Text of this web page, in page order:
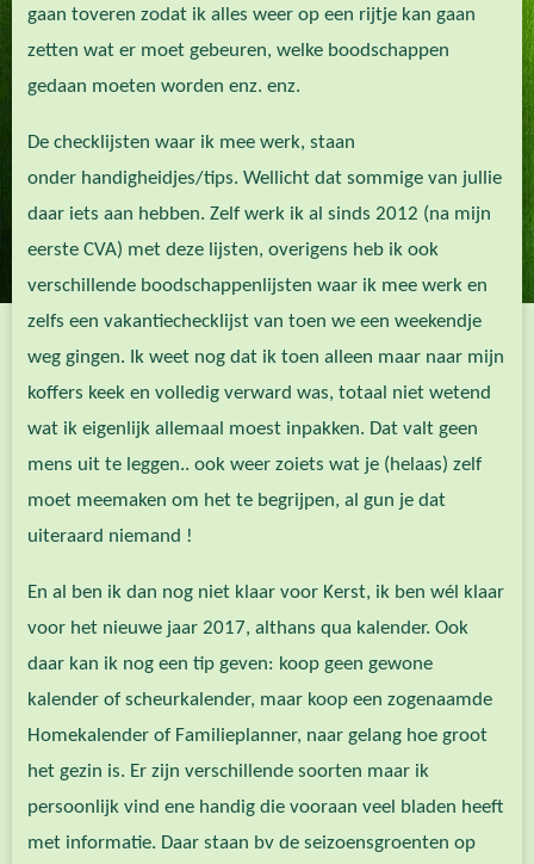
gaan toveren zodat ik alles weer op een rijtje kan gaan
zetten wat er moet gebeuren, welke boodschappen
gedaan moeten worden enz. enz.
De checklijsten waar ik mee werk, staan
onder handigheidjes/tips. Wellicht dat sommige van jullie
daar iets aan hebben. Zelf werk ik al sinds 2012 (na mijn
eerste CVA) met deze lijsten, overigens heb ik ook
verschillende boodschappenlijsten waar ik mee werk en
zelfs een vakantiechecklijst van toen we een weekendje
weg gingen. Ik weet nog dat ik toen alleen maar naar mijn
koffers keek en volledig verward was, totaal niet wetend
wat ik eigenlijk allemaal moest inpakken. Dat valt geen
mens uit te leggen.. ook weer zoiets wat je (helaas) zelf
moet meemaken om het te begrijpen, al gun je dat
uiteraard niemand !
En al ben ik dan nog niet klaar voor Kerst, ik ben wél klaar
voor het nieuwe jaar 2017, althans qua kalender. Ook
daar kan ik nog een tip geven: koop geen gewone
kalender of scheurkalender, maar koop een zogenaamde
Homekalender of Familieplanner, naar gelang hoe groot
het gezin is. Er zijn verschillende soorten maar ik
persoonlijk vind ene handig die vooraan veel bladen heeft
met informatie. Daar staan bv de seizoensgroenten op